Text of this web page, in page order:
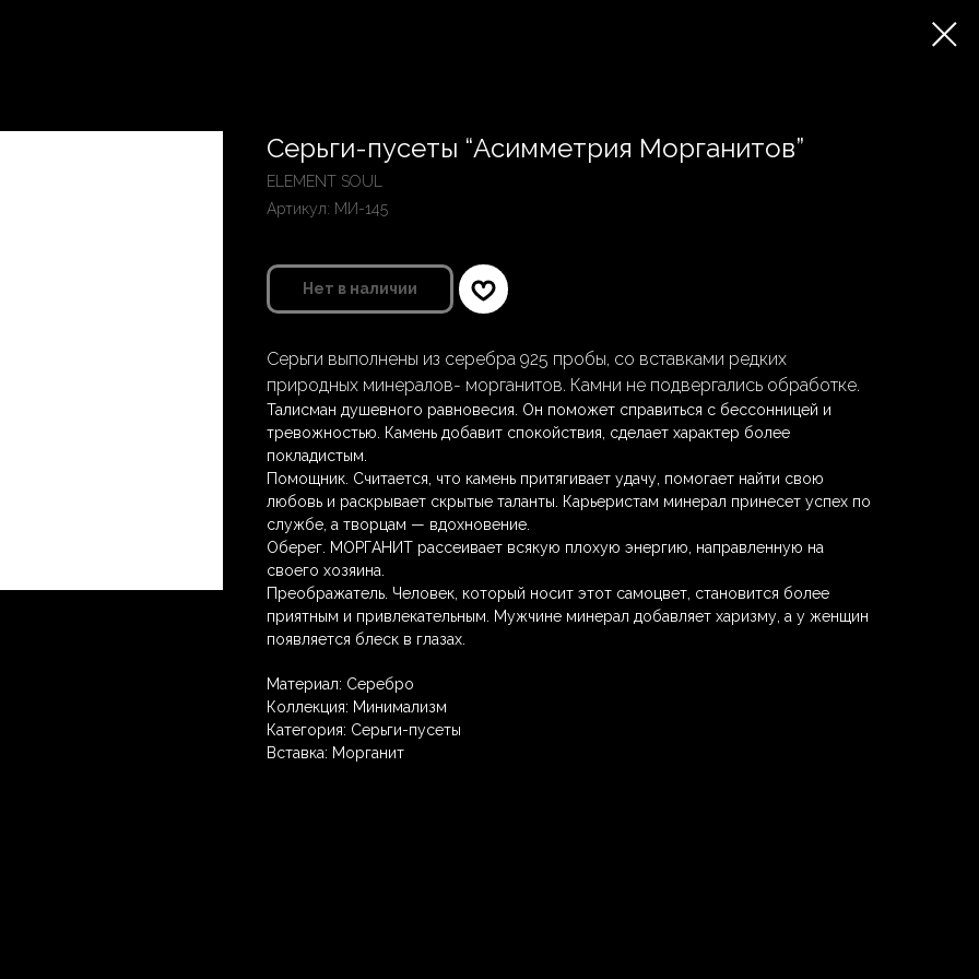
Серьги-пусеты “Асимметрия Морганитов”
ELEMENT SOUL
Артикул: МИ-145
Нет в наличии
Серьги выполнены из серебра 925 пробы, со вставками редких
природных минералов- морганитов. Камни не подвергались обработке.
Талисман душевного равновесия. Он поможет справиться с бессонницей и
тревожностью. Камень добавит спокойствия, сделает характер более
покладистым.
Помощник. Считается, что камень притягивает удачу, помогает найти свою
любовь и раскрывает скрытые таланты. Карьеристам минерал принесет успех по
службе, а творцам — вдохновение.
Оберег. МОРГАНИТ рассеивает всякую плохую энергию, направленную на
своего хозяина.
Преображатель. Человек, который носит этот самоцвет, становится более
приятным и привлекательным. Мужчине минерал добавляет харизму, а у женщин
появляется блеск в глазах.
Материал: Серебро
Коллекция: Минимализм
Категория: Серьги-пусеты
Вставка: Морганит